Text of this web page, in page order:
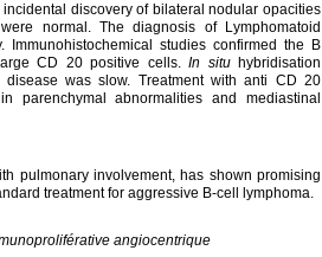
discovery of bilateral nodular opacities
normal. The diagnosis of Lymphomatoid
studies confirmed the B
CD 20 positive cells. In situhybridisation
was slow. Treatment with anti CD 20
abnormalities and mediastinal
pulmonary involvement, has shown promising
treatment for aggressive B-cell lymphoma.
angiocentrique